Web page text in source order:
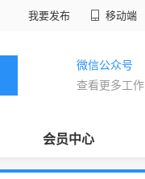
我要发布 移动端
微信公众号
查看更多工作
会员中心